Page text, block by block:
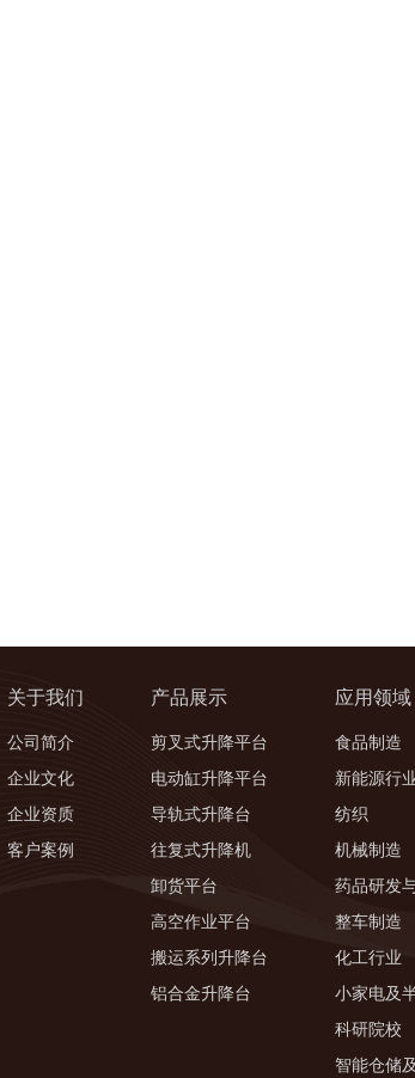
关于我们
公司简介
企业文化
企业资质
客户案例
产品展示
剪叉式升降平台
电动缸升降平台
导轨式升降台
往复式升降机
卸货平台
高空作业平台
搬运系列升降台
铝合金升降台
应用领域
食品制造
新能源行
纺织
机械制造
药品研发
整车制造
化工行业
小家电及
科研院校
智能仓储